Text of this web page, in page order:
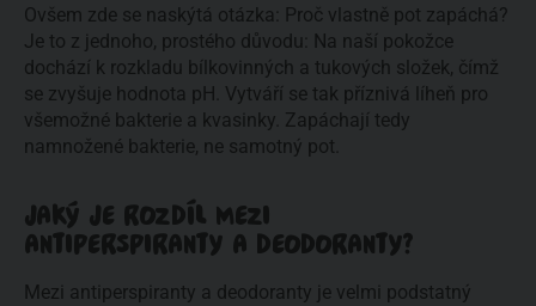
Ovšem zde se naskýtá otázka: Proč vlastně pot zapáchá?
Je to z jednoho, prostého důvodu: Na naší pokožce
dochází k rozkladu bílkovinných a tukových složek, čímž
se zvyšuje hodnota pH. Vytváří se tak příznivá líheň pro
všemožné bakterie a kvasinky. Zapáchají tedy
namnožené bakterie, ne samotný pot.
JAKÝ JE ROZDÍL MEZI
ANTIPERSPIRANTY A DEODORANTY?
Mezi antiperspiranty a deodoranty je velmi podstatný